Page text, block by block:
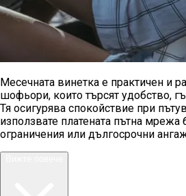
Месечната винетка е практичен и
шофьори, които търсят удобство,
Тя осигурява спокойствие при
използвате платената пътна
ограничения или дългосрочни